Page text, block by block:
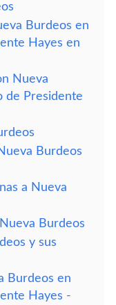
Burdeos en
Hayes en
Nueva
de Presidente
Burdeos
a Nueva
Burdeos
y sus
Burdeos en
Hayes -